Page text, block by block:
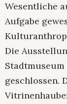
Wesentliche
Aufgabe
Die
geschlossen.